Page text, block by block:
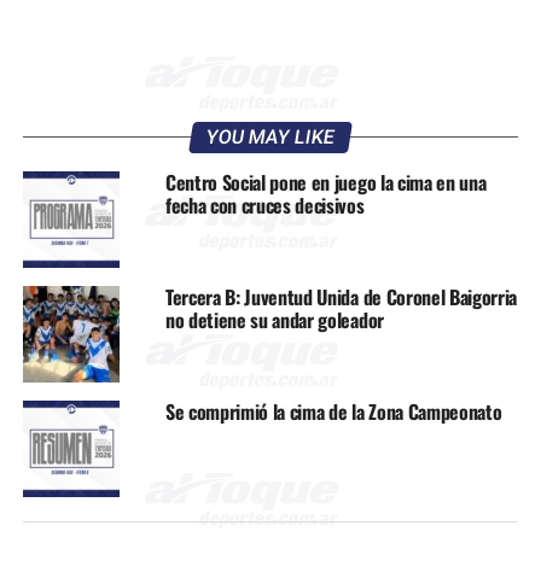
YOU MAY LIKE
Centro Social pone en juego la cima en una
fecha con cruces decisivos
Tercera B: Juventud Unida de Coronel Baigorria
no detiene su andar goleador
Se comprimió la cima de la Zona Campeonato